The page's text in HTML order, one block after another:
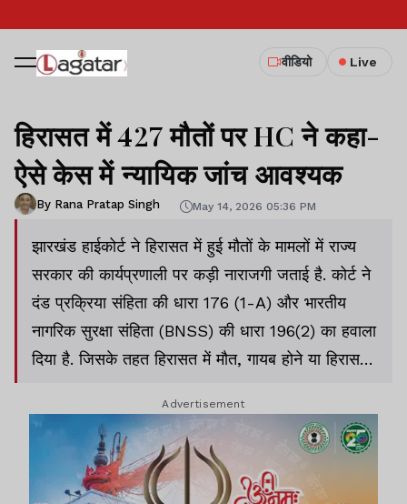
वीडियो Live
हिरासत में 427 मौतों पर HC ने कहा-
ऐसे केस में न्यायिक जांच आवश्यक
By Rana Pratap Singh May 14, 2026 05:36 PM
झारखंड हाईकोर्ट ने हिरासत में हुई मौतों के मामलों में राज्य
सरकार की कार्यप्रणाली पर कड़ी नाराजगी जताई है. कोर्ट ने
दंड प्रक्रिया संहिता की धारा 176 (1-A) और भारतीय
नागरिक सुरक्षा संहिता (BNSS) की धारा 196(2) का हवाला
दिया है. जिसके तहत हिरासत में मौत, गायब होने या हिरासत
(Judicial Magistrate) ही कर सकते हैं.
Advertisement